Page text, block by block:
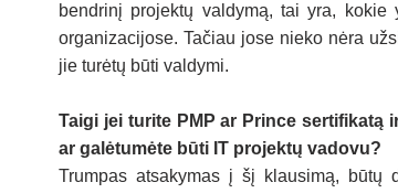
bendrinį projektų valdymą, tai yra,
organizacijose. Tačiau jose nieko nėra
jie turėtų būti valdymi.
Taigi jei turite PMP ar Prince
ar galėtumėte būti IT projektų vadovu?
Trumpas atsakymas į šį klausimą, būtų